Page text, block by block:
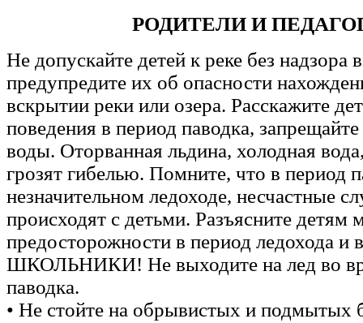
РОДИТЕЛИ И
Не допускайте детей к реке без надзора
предупредите их об опасности
вскрытии реки или озера. Расскажите
поведения в период паводка,
воды. Оторванная льдина, холодная
грозят гибелью. Помните, что в период
незначительном ледоходе, несчастные
происходят с детьми. Разъясните детям
предосторожности в период ледохода и
ШКОЛЬНИКИ! Не выходите на лед во
паводка.
• Не стойте на обрывистых и подмытых